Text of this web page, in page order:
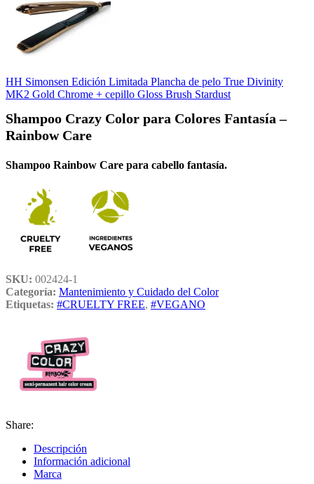
HH Simonsen Edición Limitada Plancha de pelo True Divinity
MK2 Gold Chrome + cepillo Gloss Brush Stardust
Shampoo Crazy Color para Colores Fantasía –
Rainbow Care
Shampoo Rainbow Care para cabello fantasía.
SKU: 002424-1
Categoría: Mantenimiento y Cuidado del Color
Etiquetas: #CRUELTY FREE, #VEGANO
Share:
Descripción
Información adicional
Marca